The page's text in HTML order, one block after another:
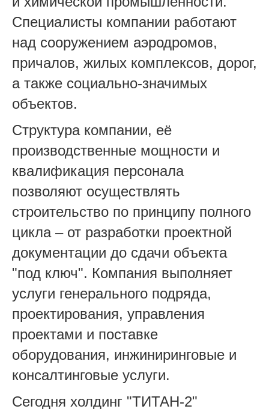
Специалисты компании работают
над сооружением аэродромов,
причалов, жилых комплексов, дорог,
а также социально-значимых
объектов.
Структура компании, её
производственные мощности и
квалификация персонала
позволяют осуществлять
строительство по принципу полного
цикла – от разработки проектной
документации до сдачи объекта
"под ключ". Компания выполняет
услуги генерального подряда,
проектирования, управления
проектами и поставке
оборудования, инжиниринговые и
консалтинговые услуги.
Сегодня холдинг "ТИТАН-2"